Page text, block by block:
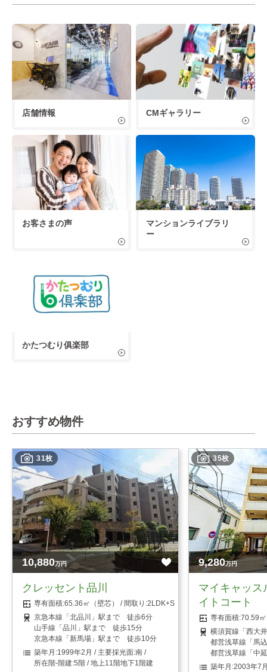
店舗情報 CMギャラリー
お客さまの声
マンションライブラリ
ー
かたつむり俱楽部
おすすめ物件
31枚
10,880万円
クレッセント品川
65.36㎡（壁芯）
2LDK+S（納戸）
京急本線「北品川」駅まで 徒歩6分
山手線「品川」駅まで 徒歩15分
京急本線「新馬場」駅まで 徒歩10分
1999年2月
南
5階 / 地上11階地下1階建
35枚
9,280万円
マイキャッス
イトコート
70.59
横須賀線「西大
都営浅草線「馬
都営浅草線「中
2003年7